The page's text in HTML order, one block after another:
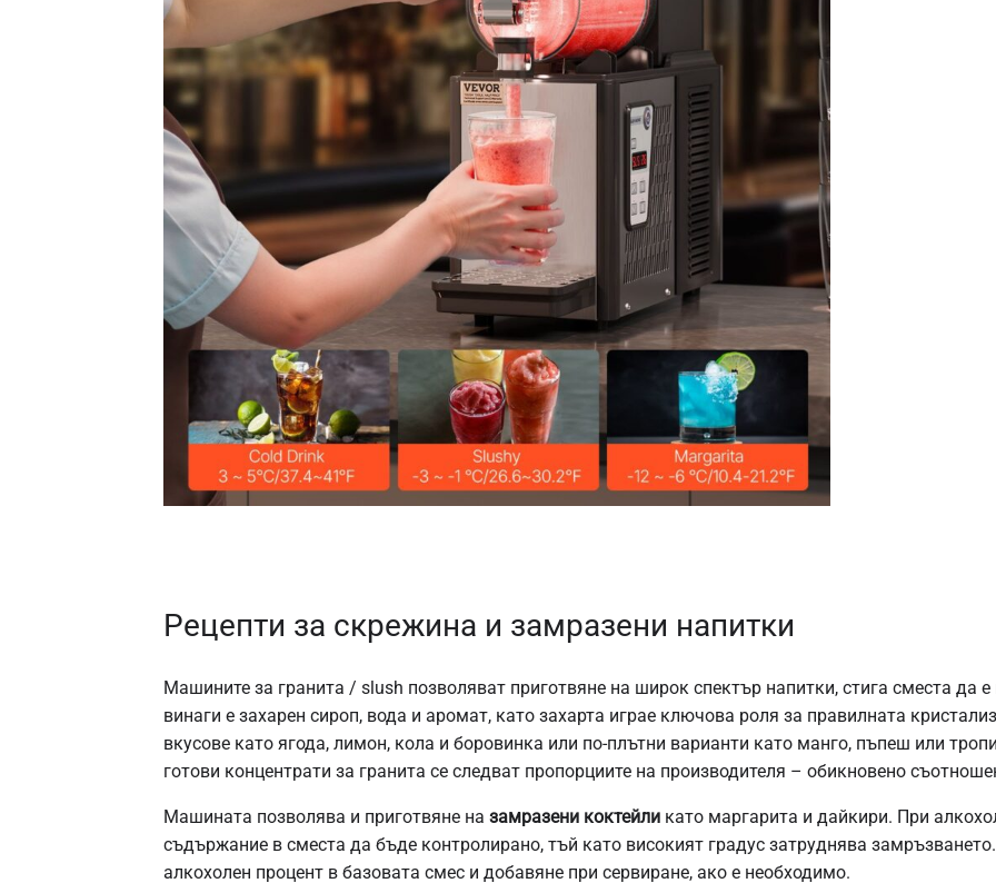
Рецепти за скрежина и замразени напитки
Машините за гранита / slush позволяват приготвяне на широк спектър напитки, стига сместа да
винаги е захарен сироп, вода и аромат, като захарта играе ключова роля за правилната
вкусове като ягода, лимон, кола и боровинка или по-плътни варианти като манго, пъпеш или
готови концентрати за гранита се следват пропорциите на производителя – обикновено
Машината позволява и приготвяне на замразени коктейли като маргарита и дайкири. При
съдържание в сместа да бъде контролирано, тъй като високият градус затруднява
алкохолен процент в базовата смес и добавяне при сервиране, ако е необходимо.